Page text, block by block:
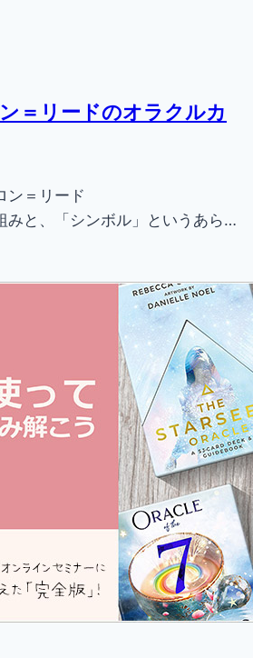
＝リードのオラクルカ
ン＝リード
みと、「シンボル」というあら…